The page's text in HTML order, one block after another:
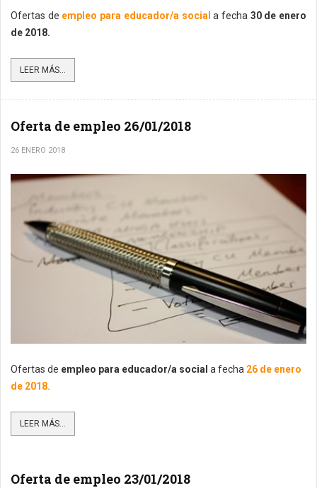
Ofertas de empleo para educador/a sociala fecha 30 de enero
de 2018.
LEER MÁS...
Oferta de empleo 26/01/2018
26 ENERO 2018
Ofertas de empleo para educador/a social a fecha 26 de enero
de 2018.
LEER MÁS...
Oferta de empleo 23/01/2018